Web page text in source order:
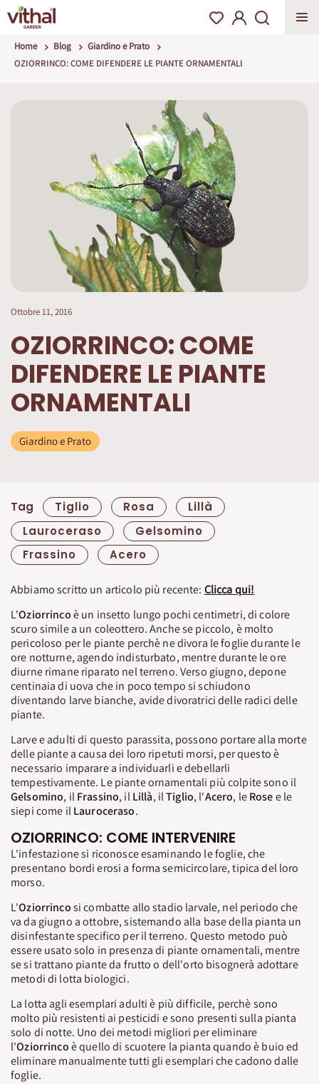
Home Blog
Giardino e Prato
OZIORRINCO: COME DIFENDERE LE PIANTE ORNAMENTALI
Ottobre 11, 2016
OZIORRINCO: COME
DIFENDERE LE PIANTE
ORNAMENTALI
Giardino e Prato
Tag Tiglio Rosa
Lillà
Lauroceraso
Gelsomino
Frassino
Acero
Abbiamo scritto un articolo più recente: Clicca qui!
L'Oziorrincoè un insetto lungo pochi centimetri, di colore
scuro simile a un coleottero. Anche se piccolo, è molto
pericoloso per le piante perchè ne divora le foglie durante le
ore notturne, agendo indisturbato, mentre durante le ore
diurne rimane riparato nel terreno. Verso giugno, depone
centinaia di uova che in poco tempo si schiudono
diventando larve bianche, avide divoratrici delle radici delle
piante.
Larve e adulti di questo parassita, possono portare alla morte
delle piante a causa dei loro ripetuti morsi, per questo è
necessario imparare a individuarli e debellarli
tempestivamente. Le piante ornamentali più colpite sono il
Gelsomino, ilFrassino, ilLillà, ilTiglio, l'Acero, leRosee le
siepi come ilLauroceraso.
OZIORRINCO: COME INTERVENIRE
L'infestazione si riconosce esaminando le foglie, che
presentano bordi erosi a forma semicircolare, tipica del loro
morso.
L'Oziorrincosi combatte allo stadio larvale, nel periodo che
va da giugno a ottobre, sistemando alla base della pianta un
disinfestante specifico per il terreno. Questo metodo può
essere usato solo in presenza di piante ornamentali, mentre
se si trattano piante da frutto o dell'orto bisognerà adottare
metodi di lotta biologici.
La lotta agli esemplari adulti è più difficile, perchè sono
molto più resistenti ai pesticidi e sono presenti sulla pianta
solo di notte. Uno dei metodi migliori per eliminare
l'Oziorrincoè quello di scuotere la pianta quando è buio ed
eliminare manualmente tutti gli esemplari che cadono dalle
foglie.